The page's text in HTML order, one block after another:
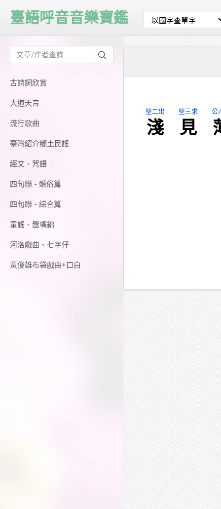
古詩詞欣賞
大道天音
流行歌曲
臺灣紹介鄉土民謠
經文、咒語
四句聯 - 婚俗篇
四句聯 - 綜合篇
童謠、盤嘴錦
河洛戲曲、七字仔
黃俊雄布袋戲曲+口白
臺語呼音音樂寶鑑
堅二出
淺
堅三求
見
公